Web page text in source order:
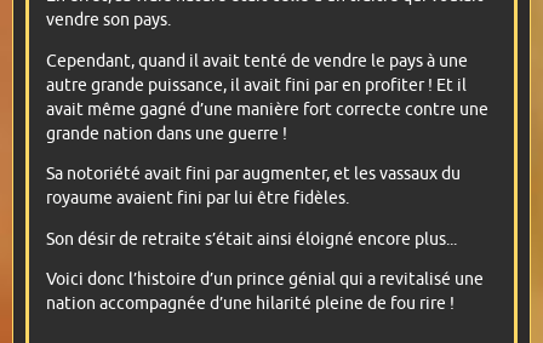
vendre son pays.
Cependant, quand il avait tenté de vendre le pays à une
autre grande puissance, il avait fini par en profiter ! Et il
avait même gagné d’une manière fort correcte contre une
grande nation dans une guerre !
Sa notoriété avait fini par augmenter, et les vassaux du
royaume avaient fini par lui être fidèles.
Son désir de retraite s’était ainsi éloigné encore plus...
Voici donc l’histoire d’un prince génial qui a revitalisé une
nation accompagnée d’une hilarité pleine de fou rire !